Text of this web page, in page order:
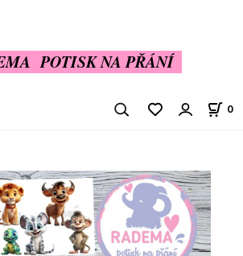
POTISK NA PŘÁNÍ
0